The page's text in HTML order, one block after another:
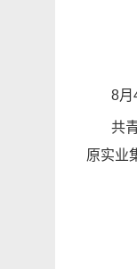
8月
共青
原实业